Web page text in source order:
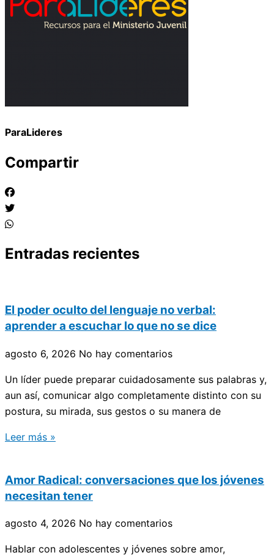
ParaLideres
Compartir
Entradas recientes
El poder oculto del lenguaje no verbal:
aprender a escuchar lo que no se dice
agosto 6, 2026 No hay comentarios
Un líder puede preparar cuidadosamente sus palabras y,
aun así, comunicar algo completamente distinto con su
postura, su mirada, sus gestos o su manera de
Leer más »
Amor Radical: conversaciones que los jóvenes
necesitan tener
agosto 4, 2026 No hay comentarios
Hablar con adolescentes y jóvenes sobre amor,